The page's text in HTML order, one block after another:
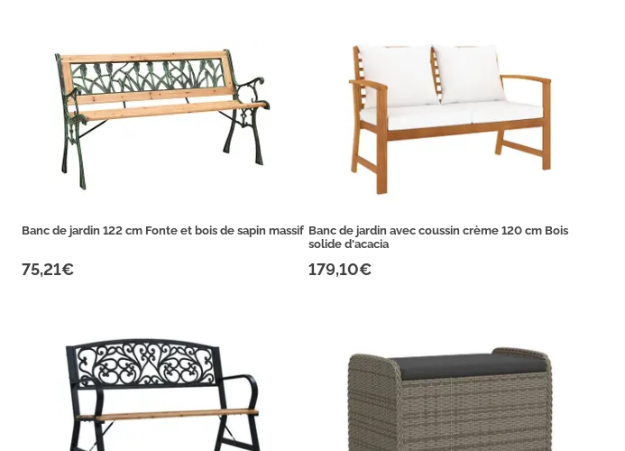
Banc de jardin 122 cm Fonte et bois de sapin massif
75,21€
Banc de jardin avec coussin crème 120 cm Bois
solide d'acacia
179,10€